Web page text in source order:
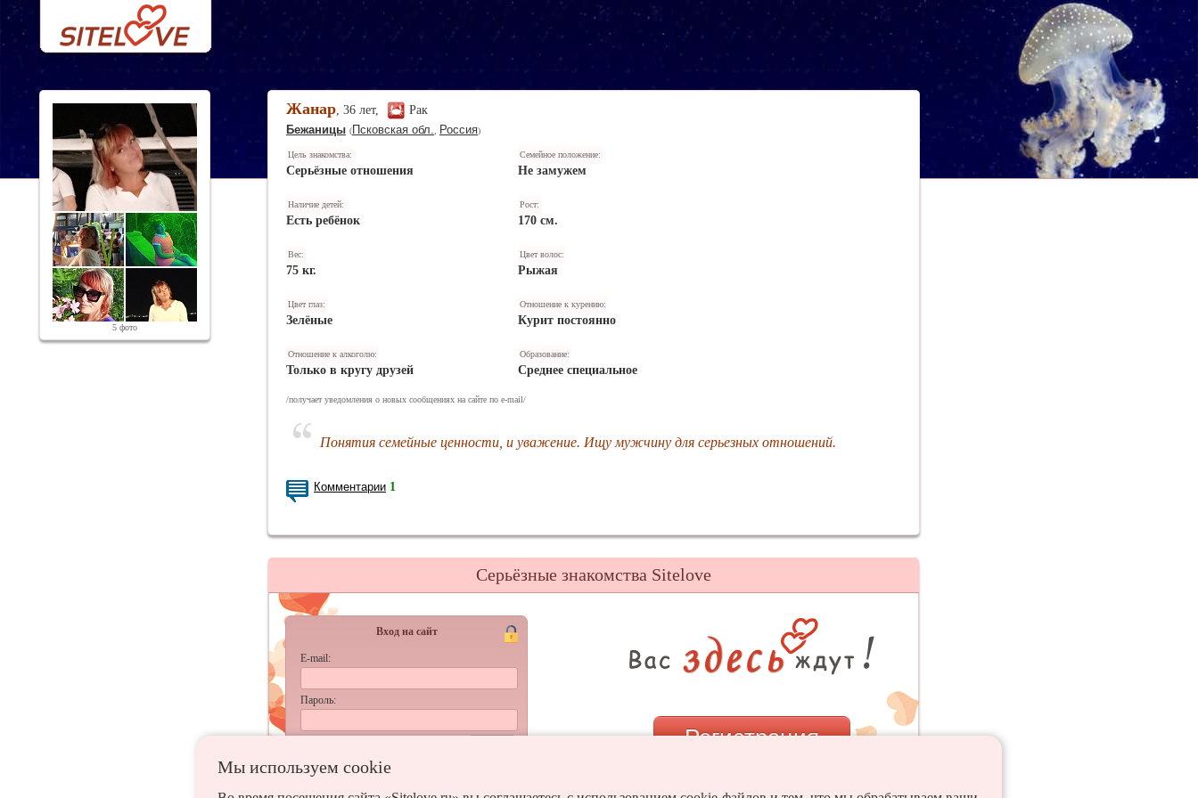
5 фото
Жанар, 36 лет,
Рак
Бежаницы (Псковская обл. Россия)
Цель знакомства:
Серьёзные отношения
Семейное положение:
Не замужем
Наличие детей:
Есть ребёнок
Рост:
170 см.
Вес:
75 кг.
Цвет волос:
Рыжая
Цвет глаз:
Зелёные
Отношение к курению:
Курит постоянно
Отношение к алкоголю:
Только в кругу друзей
Образование:
Среднее специальное
/получает уведомления о новых сообщениях на сайте по e-mail/
Понятия семейные ценности, и уважение. Ищу мужчину для серьезных отношений.
Мы используем сookie
Комментарии 1
Серьёзные знакомства Sitelove
Вход на сайт
E-mail:
Пароль:
Забыли пароль?
или
Регистрация